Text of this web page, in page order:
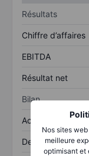
Nos sites
meilleure
optimisant et
Résultats
Chiffre d’affaires
EBITDA
Résultat net
Bilan
Actif total
Dette totale